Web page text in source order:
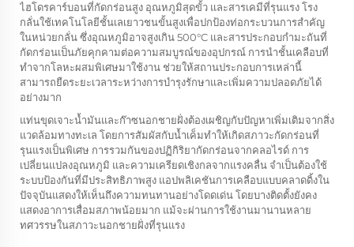
ไฮโดรคาร์บอนที่กัดกร่อนสูง อุณหภูมิสุดขั้ว และสารเคมีที่รุนแรง โรง
กลั่นใช้เทคโนโลยีชั้นเลเยาวชนขั้นสูงเพื่อปกป้องท่อกระบวนการสำคัญ
ในหน่วยกลั่น ซึ่งอุณหภูมิอาจสูงเกิน 500°C และสารประกอบกำมะถันที่
กัดกร่อนเป็นภัยคุกคามต่อความสมบูรณ์ของอุปกรณ์ การนำชั้นเคลือบที่
ทำจากโลหะผสมพิเศษมาใช้งาน ช่วยให้สถานประกอบการเหล่านี้
สามารถยืดระยะเวลาระหว่างการบำรุงรักษาและเพิ่มความปลอดภัยได้
อย่างมาก
แท่นขุดเจาะน้ำมันและก๊าซนอกชายฝั่งต้องเผชิญกับปัญหาเพิ่มเติมจากสิ่ง
แวดล้อมทางทะเล โดยการสัมผัสกับน้ำเค็มทำให้เกิดสภาวะกัดกร่อนที่
รุนแรงเป็นพิเศษ การรวมกันของปฏิกิริยากัดกร่อนจากคลอไรด์ การ
เปลี่ยนแปลงอุณหภูมิ และความเครียดเชิงกลจากแรงคลื่น จำเป็นต้องใช้
ระบบป้องกันที่มีประสิทธิภาพสูง แอปพลิเคชันการเคลือบแบบคลาดดิ้งใน
ปัจจุบันแสดงให้เห็นถึงความทนทานอย่างโดดเด่น โดยบางติดตั้งยังคง
แสดงอาการเสื่อมสภาพน้อยมาก แม้จะผ่านการใช้งานมานานหลาย
ทศวรรษในสภาวะนอกชายฝั่งที่รุนแรง